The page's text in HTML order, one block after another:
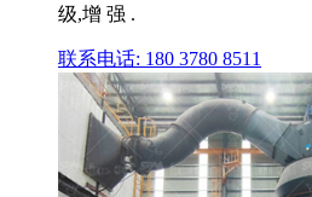
级,增 强 .
联系电话: 180 3780 8511